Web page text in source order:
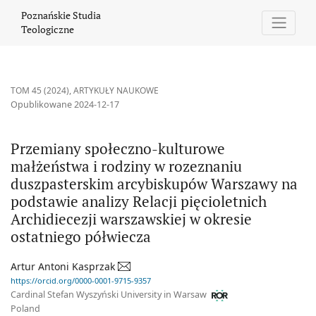
Poznańskie Studia
Teologiczne
TOM 45 (2024),ARTYKUŁY NAUKOWE
Przemiany społeczno-kulturowe
małżeństwa i rodziny w rozeznaniu
duszpasterskim arcybiskupów Warszawy na
podstawie analizy Relacji pięcioletnich
Archidiecezji warszawskiej w okresie
ostatniego półwiecza
Opublikowane 2024-12-17
Artur Antoni Kasprzak
https://orcid.org/0000-0001-9715-9357
Cardinal Stefan Wyszyński University in Warsaw
Poland